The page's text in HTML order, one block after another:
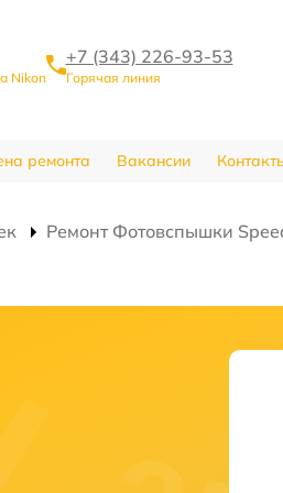
Nikon
+7 (343) 226-93-53
Горячая линия
ремонта Вакансии
Ремонт Фотовспышки